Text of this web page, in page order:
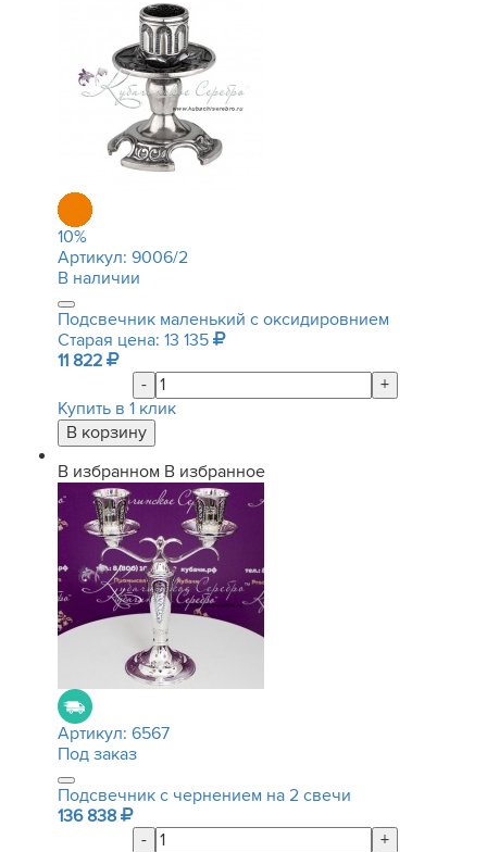
10%
Артикул: 9006/2
В наличии
Подсвечник маленький с оксидировнием
Старая цена: 13 135
11 822
-
+
Купить в 1 клик
В избранном В избранное
Артикул: 6567
Под заказ
Подсвечник с чернением на 2 свечи
136 838
-
+